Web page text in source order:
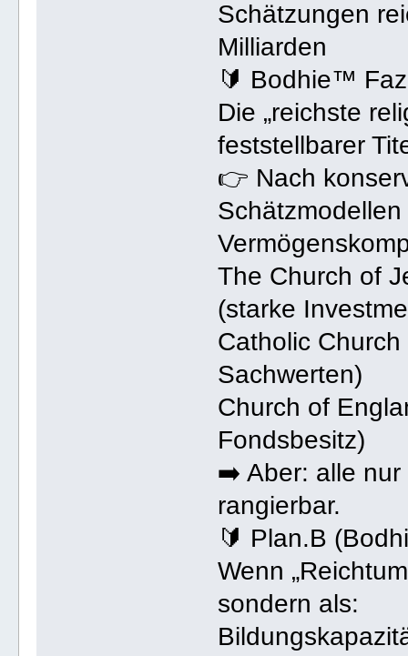
Schätzungen
Milliarden
🔰 Bodhie™
Die „reichste
feststellbarer
👉 Nach
The Church of
(starke
Catholic
Sachwerten)
Church of
Fondsbesitz)
➡️ Aber: alle nur
rangierbar.
🔰 Plan.B
Wenn
sondern als: